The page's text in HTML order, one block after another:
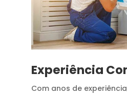
​Experiência
Com anos de